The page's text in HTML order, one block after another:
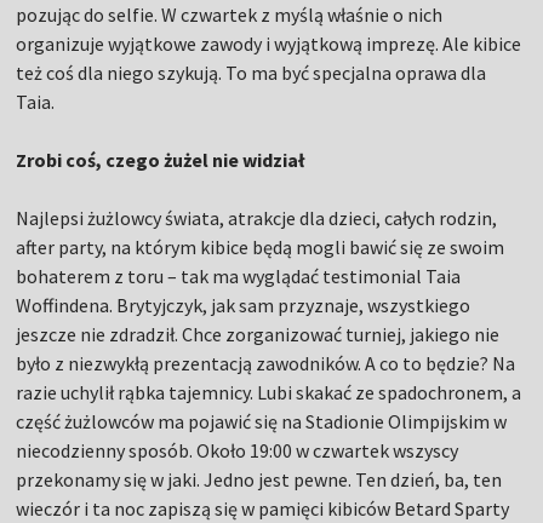
pozując do selfie. W czwartek z myślą właśnie o nich
organizuje wyjątkowe zawody i wyjątkową imprezę. Ale kibice
też coś dla niego szykują. To ma być specjalna oprawa dla
Taia.
Zrobi coś, czego żużel nie widział
Najlepsi żużlowcy świata, atrakcje dla dzieci, całych rodzin,
after party, na którym kibice będą mogli bawić się ze swoim
bohaterem z toru – tak ma wyglądać testimonial Taia
Woffindena. Brytyjczyk, jak sam przyznaje, wszystkiego
jeszcze nie zdradził. Chce zorganizować turniej, jakiego nie
było z niezwykłą prezentacją zawodników. A co to będzie? Na
razie uchylił rąbka tajemnicy. Lubi skakać ze spadochronem, a
część żużlowców ma pojawić się na Stadionie Olimpijskim w
niecodzienny sposób. Około 19:00 w czwartek wszyscy
przekonamy się w jaki. Jedno jest pewne. Ten dzień, ba, ten
wieczór i ta noc zapiszą się w pamięci kibiców Betard Sparty